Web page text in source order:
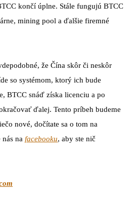
končí úplne. Stále fungujú BTCC
mining pool a ďalšie firemné
že Čína skôr či neskôr
so systémom, ktorý ich bude
BTCC snáď získa licenciu a po
ďalej. Tento príbeh budeme
nové, dočítate sa o tom na
nás na facebooku, aby ste nič